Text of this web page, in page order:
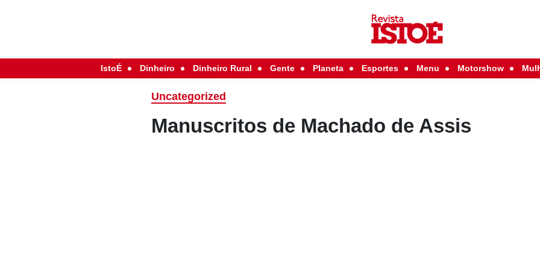
IstoÉ Dinheiro Dinheiro Rural Gente Planeta Esportes Menu Motorshow
Uncategorized
Manuscritos de Machado de Assis